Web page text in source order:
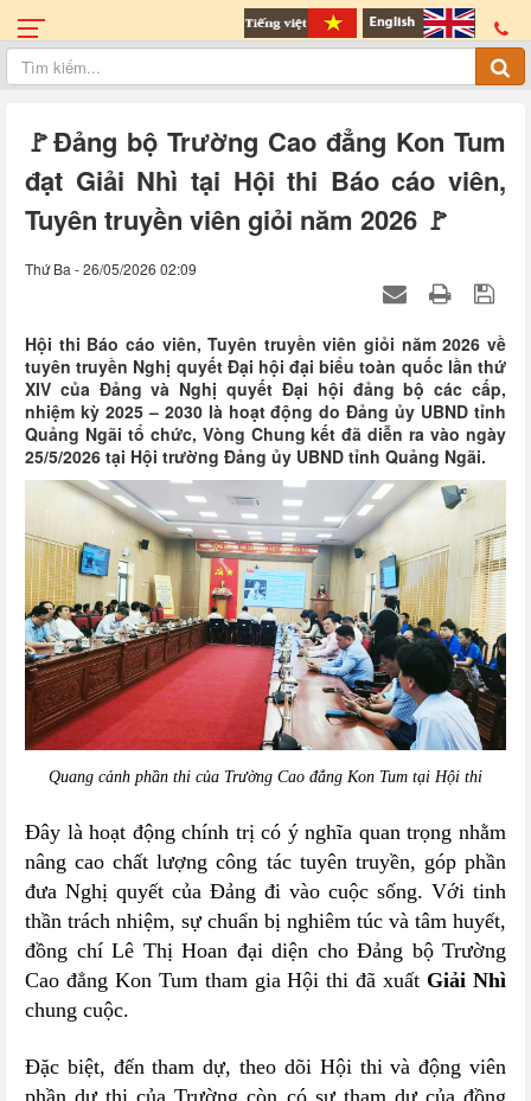
🚩Đảng bộ Trường Cao đẳng Kon Tum
đạt Giải Nhì tại Hội thi Báo cáo viên,
Tuyên truyền viên giỏi năm 2026 🚩
Thứ Ba - 26/05/2026 02:09
Hội thi Báo cáo viên, Tuyên truyền viên giỏi năm 2026 về
tuyên truyền Nghị quyết Đại hội đại biểu toàn quốc lần thứ
XIV của Đảng và Nghị quyết Đại hội đảng bộ các cấp,
nhiệm kỳ 2025 – 2030 là hoạt động do Đảng ủy UBND tỉnh
Quảng Ngãi tổ chức, Vòng Chung kết đã diễn ra vào ngày
25/5/2026 tại Hội trường Đảng ủy UBND tỉnh Quảng Ngãi.
Quang cảnh phần thi của Trường Cao đẳng Kon Tum tại Hội thi
Đây là hoạt động chính trị có ý nghĩa quan trọng nhằm
nâng cao chất lượng công tác tuyên truyền, góp phần
đưa Nghị quyết của Đảng đi vào cuộc sống. Với tinh
thần trách nhiệm, sự chuẩn bị nghiêm túc và tâm huyết,
đồng chí Lê Thị Hoan đại diện cho Đảng bộ Trường
Cao đẳng Kon Tum tham gia Hội thi đã xuất Giải Nhì
chung cuộc.
Đặc biệt, đến tham dự, theo dõi Hội thi và động viên
phần dự thi của Trường còn có sự tham dự của đồng